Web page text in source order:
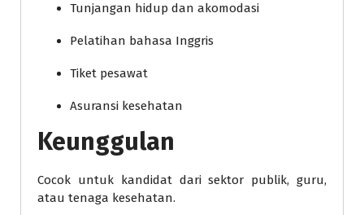
Tunjangan hidup dan akomodasi
Pelatihan bahasa Inggris
Tiket pesawat
Asuransi kesehatan
Keunggulan
Cocok untuk kandidat dari sektor publik, guru,
atau tenaga kesehatan.